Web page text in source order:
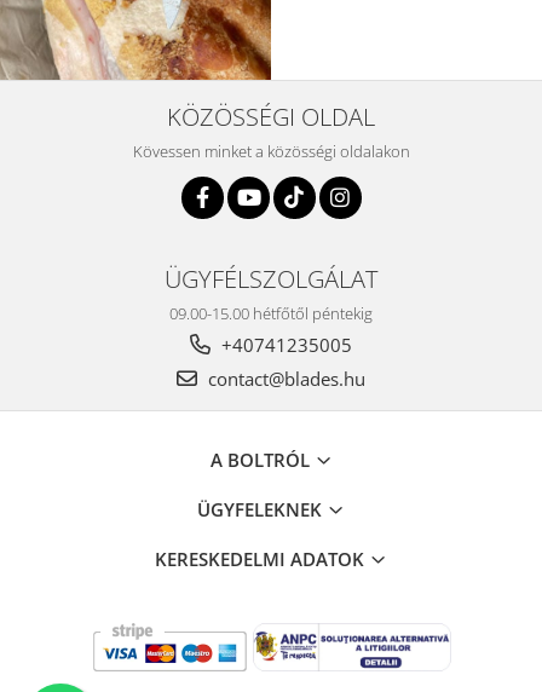
KÖZÖSSÉGI OLDAL
Kövessen minket a közösségi oldalakon
ÜGYFÉLSZOLGÁLAT
09.00-15.00 hétfőtől péntekig
+40741235005
contact@blades.hu
A BOLTRÓL
ÜGYFELEKNEK
KERESKEDELMI ADATOK